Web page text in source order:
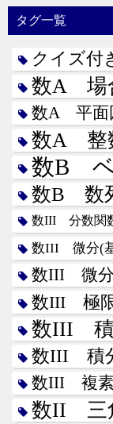
タグ一覧
クイズ付
数A 場
数A 平面
数A 整
数B
数B 数
数III 分数関
数III 微分(
数III 微分
数III 極
数III 積
数III 積
数III 複素
数II 三